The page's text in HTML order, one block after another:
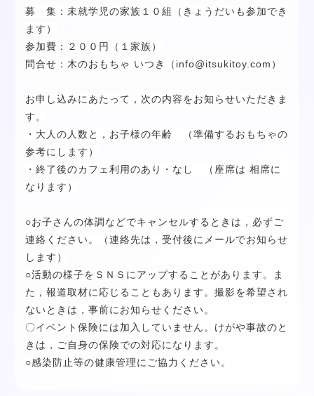
募 集：未就学児の家族１０組（きょうだいも参加でき
ます）
参加費：２００円（１家族）
問合せ：木のおもちゃ いつき（info@itsukitoy.com）
お申し込みにあたって，次の内容をお知らせいただきま
す。
・大人の人数と，お子様の年齢 （準備するおもちゃの
参考にします）
・終了後のカフェ利用のあり・なし
（座席は 相席に
なります）
○お子さんの体調などでキャンセルするときは，必ずご
連絡ください。（連絡先は，受付後にメールでお知らせ
します）
○活動の様子をＳＮＳにアップすることがあります。ま
た，報道取材に応じることもあります。撮影を希望され
ないときは，事前にお知らせください。
〇イベント保険には加入していません。けがや事故のと
きは，ご自身の保険での対応になります。
○感染防止等の健康管理にご協力ください。